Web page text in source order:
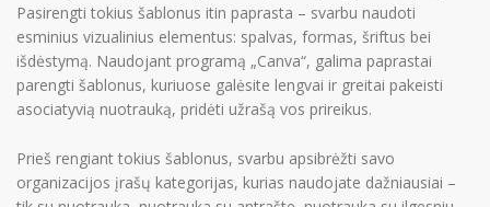
Pasirengti tokius šablonus itin paprasta – svarbu naudoti
esminius vizualinius elementus: spalvas, formas, šriftus bei
išdėstymą. Naudojant programą „Canva“, galima paprastai
parengti šablonus, kuriuose galėsite lengvai ir greitai pakeisti
asociatyvią nuotrauką, pridėti užrašą vos prireikus.
Prieš rengiant tokius šablonus, svarbu apsibrėžti savo
organizacijos įrašų kategorijas, kurias naudojate dažniausiai –